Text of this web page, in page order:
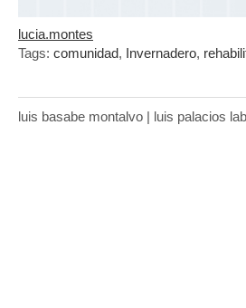
lucia.montes
Tags: comunidad, Invernadero,
luis basabe montalvo | luis palacios